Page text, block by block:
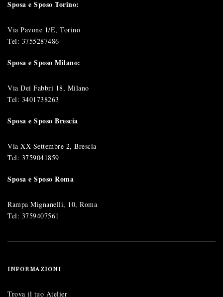
Sposa e Sposo Torino:
Via Pavone 1/E, Torino
Tel: 3755287486
Sposa e Sposo Milano:
Via Dei Fabbri 18, Milano
Tel: 3401738263
Sposa e Sposo Brescia
Via XX Settembre 2, Brescia
Tel: 3759041859
Sposa e Sposo Roma
Rampa Mignanelli, 10, Roma
Tel: 3759407561
INFORMAZIONI
Trova il tuo Atelier